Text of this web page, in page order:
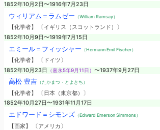
1852年10月2日〜1916年7月23日
ウィリアム＝ラムゼー （William Ramsay）
【化学者】 〔イギリス（スコットランド）〕
1852年10月9日〜1919年7月15日
エミール＝フィッシャー （Hermann Emil Fischer）
【化学者】 〔ドイツ〕
1852年10月23日
（嘉永5年9月11日） 〜1937年9月27日
高松 豊吉（たかまつ・とよきち）
【化学者】 〔日本（東京都）〕
1852年10月27日〜1931年11月17日
エドワード＝シモンズ （Edward Emerson Simmons）
【画家】 〔アメリカ〕